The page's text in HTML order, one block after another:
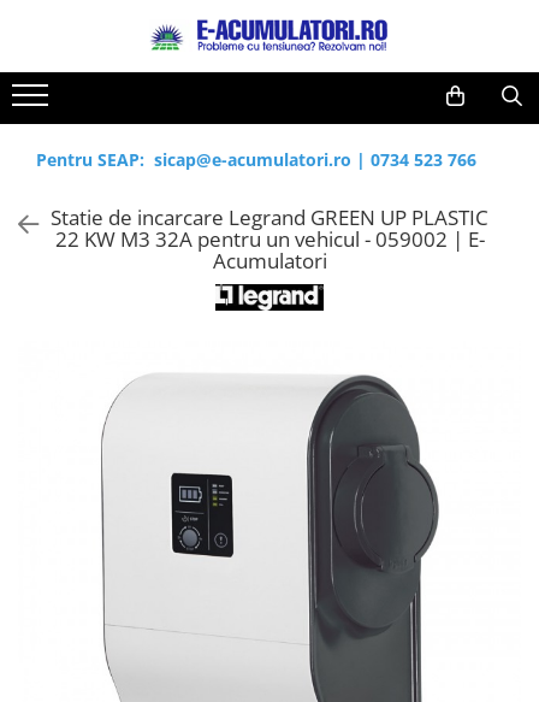
Toate Produsele
Acumulatori, Baterii si Incarcatoare
Uzuale
Baterii alcaline
Baterii litiu
Accesorii baterii
Baterii Industriale
Acumulatori
Incarcatoare acumulatori
Panouri fotovoltaice si accesorii
Sisteme prindere panouri
fotovoltaice
Reduceri de vara
Cabluri
Acumulatori
Prelungitoare
Panouri fotovoltaice
Pentru SEAP: sicap@e-acumulatori.ro | 0734 523 766
Statie de incarcare Legrand GREEN UP PLASTIC
22 KW M3 32A pentru un vehicul - 059002 | E-
Acumulatori